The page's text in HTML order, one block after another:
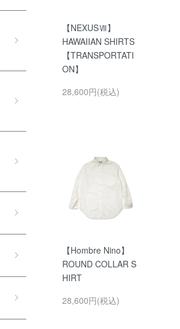
【NEXUSⅦ】
HAWAIIAN SHIRTS
【TRANSPORTATI
ON】
28,600円(税込)
【Hombre Nino】
ROUND COLLAR S
HIRT
28,600円(税込)